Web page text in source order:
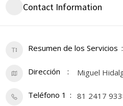
Contact Information
Resumen de los Servicios
Dirección Miguel
Teléfono 1 81 2417